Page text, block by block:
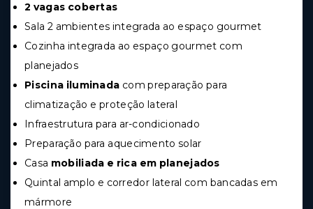
2 vagas cobertas
Sala 2 ambientes integrada ao espaço gourmet
Cozinha integrada ao espaço gourmet com
planejados
Piscina iluminada com preparação para
climatização e proteção lateral
Infraestrutura para ar-condicionado
Preparação para aquecimento solar
Casa mobiliada e rica em planejados
Quintal amplo e corredor lateral com bancadas em
mármore